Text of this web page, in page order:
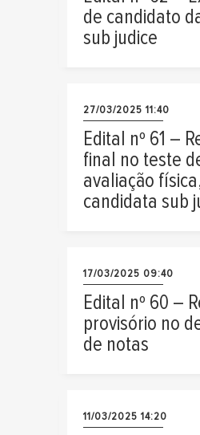
de candidato
sub judice
27/03/2025 11:40
Edital nº 61 –
final no teste
avaliação
candidata sub
17/03/2025 09:40
Edital nº 60 –
provisório no
de notas
11/03/2025 14:20